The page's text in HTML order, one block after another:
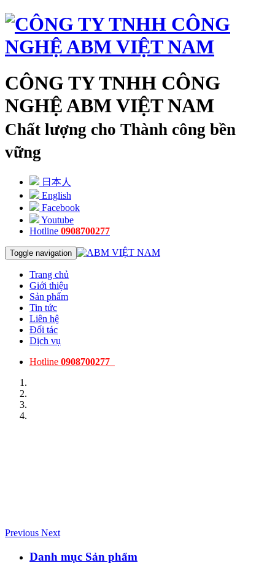
CÔNG TY TNHH CÔNG
NGHỆ ABM VIỆT NAM
Chất lượng cho Thành công bền
vững
日本人
English
Facebook
Youtube
Hotline 0908700277
Toggle navigation
Trang chủ
Giới thiệu
Sản phẩm
Tin tức
Liên hệ
Đối tác
Dịch vụ
Hotline 0908700277
Previous Next
Danh mục Sản phẩm